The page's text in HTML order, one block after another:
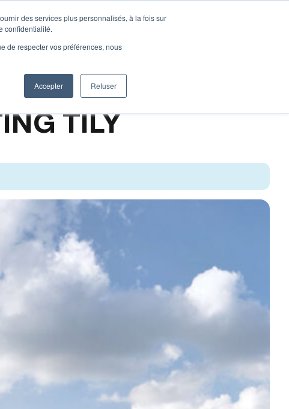
des services plus personnalisés, à la fois sur
confidentialité.
de respecter vos préférences, nous
Accepter Refuser
Aménagement
TILY